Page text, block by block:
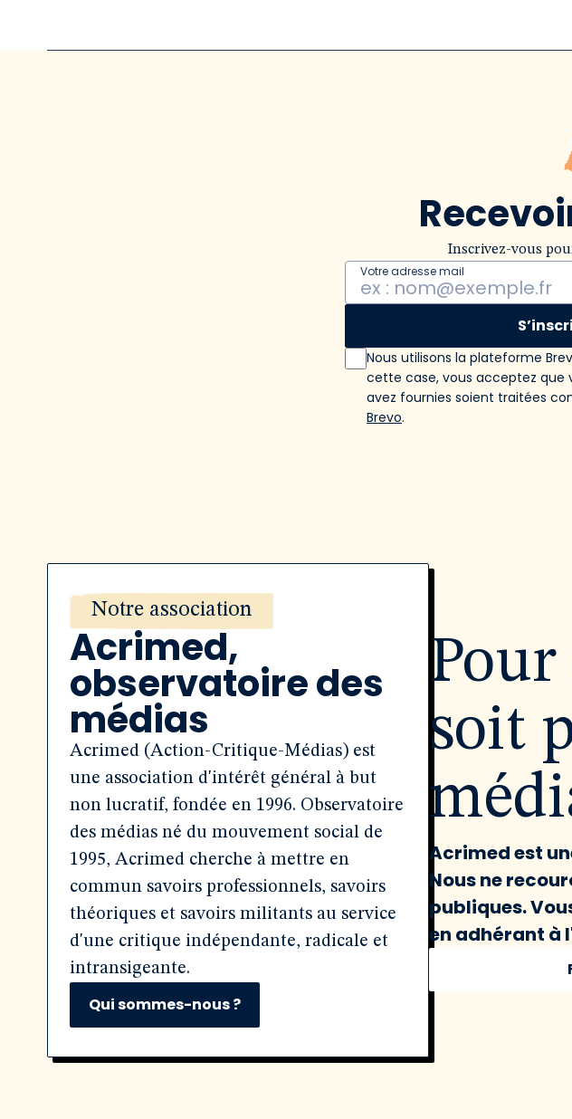
Inscrivez-vous
Votre adresse mail
Nous utilisons la plateforme
cette case, vous acceptez que
avez fournies soient traitées
Brevo.
Notre association
Acrimed,
observatoire des
médias
Acrimed (Action-Critique-Médias) est
une association d'intérêt général à but
non lucratif, fondée en 1996. Observatoire
des médias né du mouvement social de
1995, Acrimed cherche à mettre en
commun savoirs professionnels, savoirs
théoriques et savoirs militants au service
d'une critique indépendante, radicale et
intransigeante.
Qui sommes-nous ?
soit
Acrimed est
Nous ne
publiques.
en adhérant à